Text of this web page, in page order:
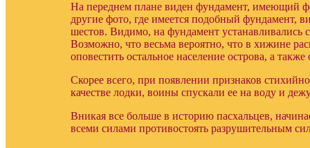
На переднем плане виден фундамент, имеющий
другие фото, где имеется подобный фундамент,
шестов. Видимо, на фундамент
Возможно, что весьма вероятно, что в хижине
оповестить остальное население острова, а
Скорее всего, при появлении признаков
качестве лодки, воины спускали ее на воду и
Вникая все больше в историю пасхальцев,
всеми силами противостоять разрушительным